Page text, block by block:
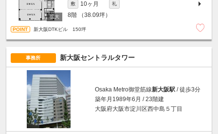
敷 10ヶ月 礼
8階 （38.09坪）
新大阪DTKビル 150坪
事務所 新大阪セントラルタワー
Osaka Metro御堂筋線新大阪駅 / 徒歩3分
築年月1989年6月 / 23階建
大阪府大阪市淀川区西中島５丁目